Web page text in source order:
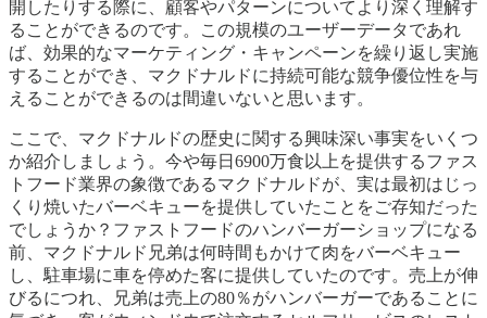
開したりする際に、顧客やパターンについてより深く理解す
ることができるのです。この規模のユーザーデータであれ
ば、効果的なマーケティング・キャンペーンを繰り返し実施
することができ、マクドナルドに持続可能な競争優位性を与
えることができるのは間違いないと思います。
ここで、マクドナルドの歴史に関する興味深い事実をいくつ
か紹介しましょう。今や毎日6900万食以上を提供するファス
トフード業界の象徴であるマクドナルドが、実は最初はじっ
くり焼いたバーベキューを提供していたことをご存知だった
でしょうか？ファストフードのハンバーガーショップになる
前、マクドナルド兄弟は何時間もかけて肉をバーベキュー
し、駐車場に車を停めた客に提供していたのです。売上が伸
びるにつれ、兄弟は売上の80％がハンバーガーであることに